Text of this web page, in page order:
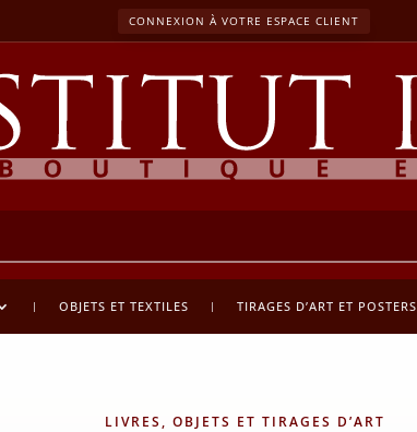
CONNEXION À VOTRE ESPACE CLIENT
OBJETS ET TEXTILES TIRAGES D’ART ET POSTERS
LIVRES, OBJETS ET TIRAGES D’ART